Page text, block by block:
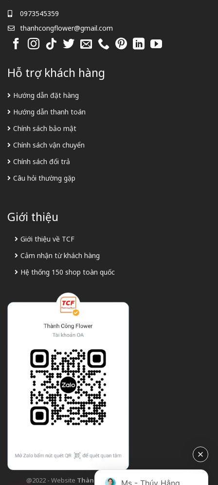
0973545359
thanhcongflower@gmail.com
Hỗ trợ khách hàng
Hướng dẫn đặt hàng
Hướng dẫn thanh toán
Chính sách bảo mật
Chính sách vận chuyển
Chính sách đổi trả
Câu hỏi thường gặp
Giới thiệu
Giới thiệu về TCF
Cảm nhận từ khách hàng
Hệ thống 150 shop toàn quốc
@2022 - Website Thành Công Flower| Design bởi
Ms - Thúy Hằng